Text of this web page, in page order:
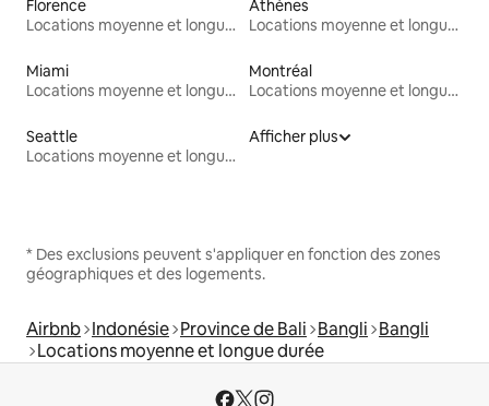
Florence
Locations moyenne et longue durée
Athènes
Locations moyenne et longue durée
Miami
Locations moyenne et longue durée
Montréal
Locations moyenne et longue durée
Seattle
Locations moyenne et longue durée
Afficher plus
* Des exclusions peuvent s'appliquer en fonction des zones
géographiques et des logements.
Airbnb Indonésie Province de Bali Bangli Bangli
Locations moyenne et longue durée